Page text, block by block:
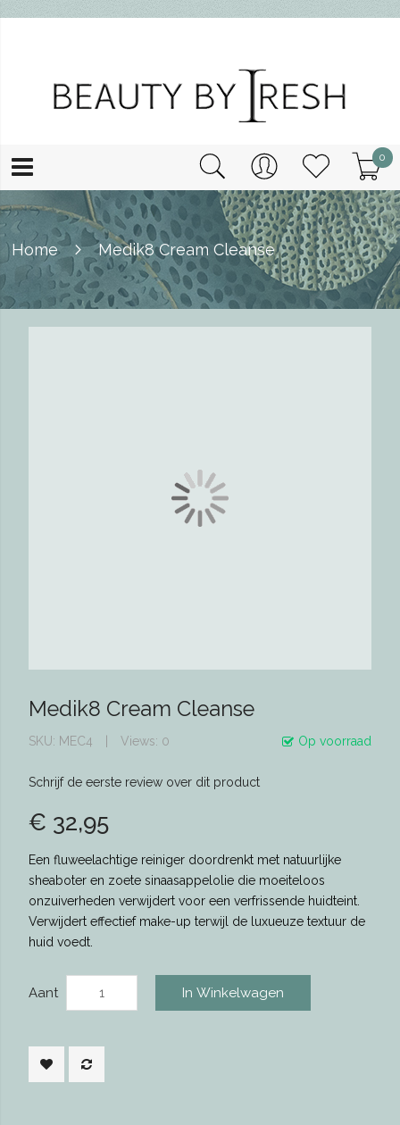
0
Home Medik8 Cream Cleanse
Medik8 Cream Cleanse
Op voorraad
SKU MEC4 Views: 0
Schrijf de eerste review over dit product
€ 32,95
Een fluweelachtige reiniger doordrenkt met natuurlijke
sheaboter en zoete sinaasappelolie die moeiteloos
onzuiverheden verwijdert voor een verfrissende huidteint.
Verwijdert effectief make-up terwijl de luxueuze textuur de
huid voedt.
Aant In Winkelwagen